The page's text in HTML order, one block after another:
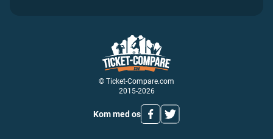
© Ticket-Compare.com
2015-2026
Kom med os